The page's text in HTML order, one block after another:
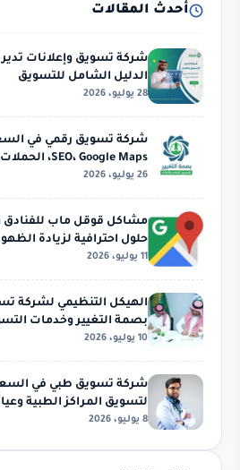
أحدث المقالات
شركة تسويق وإعلانات تدير
الدليل الشامل للتسويق
28 يوليو، 2026
شركة تسويق رقمي في
SEO، Google Maps، الحملات…
26 يوليو، 2026
مشاكل قوقل ماب للفنادق
حلول احترافية لزيادة
11 يوليو، 2026
الهيكل التنظيمي لشركة
بصمة التغيير وخدمات
10 يوليو، 2026
شركة تسويق طبي في
لتسويق المراكز الطبية
8 يوليو، 2026